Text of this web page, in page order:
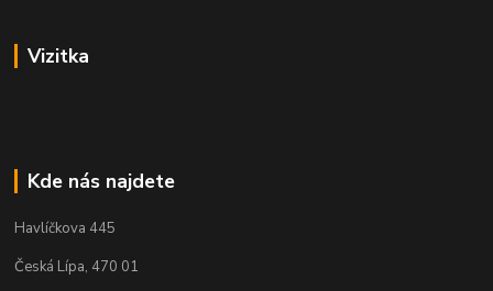
Vizitka
Kde nás najdete
Havlíčkova 445
Česká Lípa, 470 01